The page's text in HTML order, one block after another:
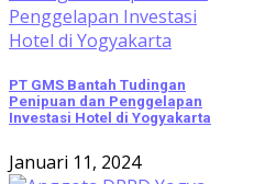
PT GMS Bantah Tudingan
Penipuan dan Penggelapan
Investasi Hotel di Yogyakarta
Januari 11, 2024